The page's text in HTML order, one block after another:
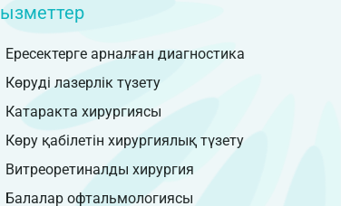
Ересектерге арналған диагностика
Көруді лазерлік түзету
Катаракта хирургиясы
Көру қабілетін хирургиялық түзету
Витреоретиналды хирургия
Балалар офтальмологиясы